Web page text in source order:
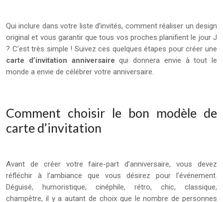
Qui inclure dans votre liste d’invités, comment réaliser un design
original et vous garantir que tous vos proches planifient le jour J
? C’est très simple ! Suivez ces quelques étapes pour créer une
carte d’invitation anniversaire qui donnera envie à tout le
monde a envie de célébrer votre anniversaire.
Comment choisir le bon modèle de
carte d’invitation
Avant de créer votre faire-part d’anniversaire, vous devez
réfléchir à l’ambiance que vous désirez pour l’événement.
Déguisé, humoristique, cinéphile, rétro, chic, classique,
champêtre, il y a autant de choix que le nombre de personnes